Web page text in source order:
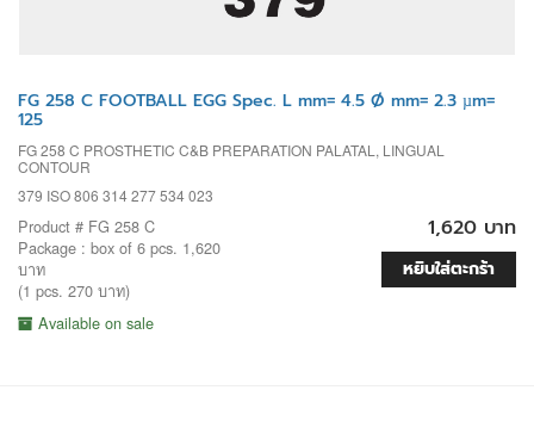
FG 258 C FOOTBALL EGG Spec. L mm= 4.5 Ø mm= 2.3 µm=
125
FG 258 C PROSTHETIC C&B PREPARATION PALATAL, LINGUAL
CONTOUR
379 ISO 806 314 277 534 023
Product # FG 258 C
Package : box of 6 pcs. 1,620
บาท
(1 pcs. 270 บาท)
Available on sale
1,620 บาท
หยิบใส่ตะกร้า